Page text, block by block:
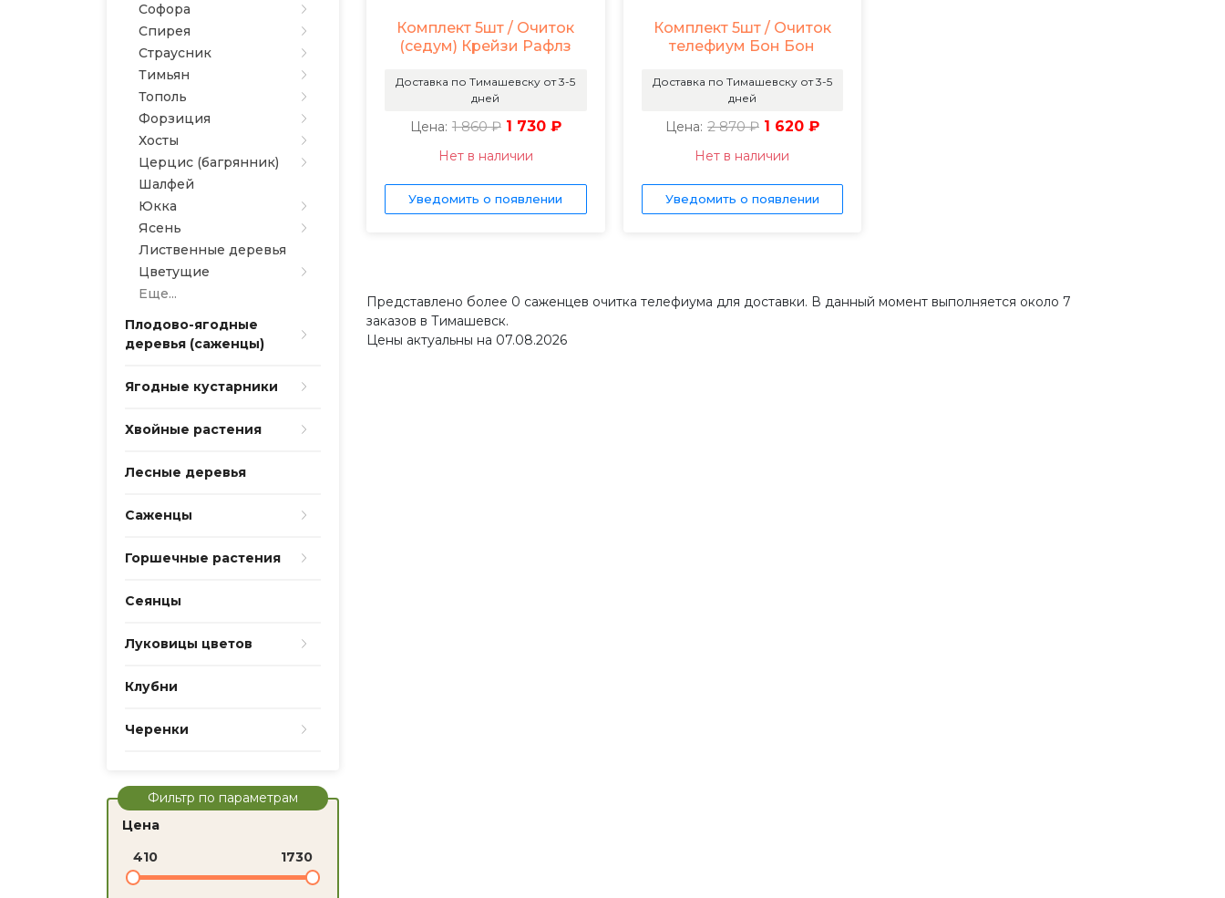
Софора
Спирея
Страусник
Тимьян
Тополь
Форзиция
Хосты
Церцис (багрянник)
Шалфей
Юкка
Ясень
Лиственные деревья
Цветущие
Еще...
Плодово-ягодные
деревья (саженцы)
Ягодные кустарники
Хвойные растения
Лесные деревья
Саженцы
Горшечные растения
Сеянцы
Луковицы цветов
Клубни
Черенки
Фильтр по параметрам
Цена
410
1730
Комплект 5шт / Очиток
(седум) Крейзи Рафлз
Доставка по Тимашевску от 3-5
дней
Цена: 1 860 ₽ 1 730 ₽
Нет в наличии
Уведомить о появлении
Комплект 5шт / Очиток
телефиум Бон Бон
Доставка по Тимашевску от 3-5
дней
Цена: 2 870 ₽ 1 620 ₽
Нет в наличии
Уведомить о появлении
Представлено более 0 саженцев очитка телефиума для доставки. В данный момент выполняется около 7
заказов в Тимашевск.
Цены актуальны на 07.08.2026